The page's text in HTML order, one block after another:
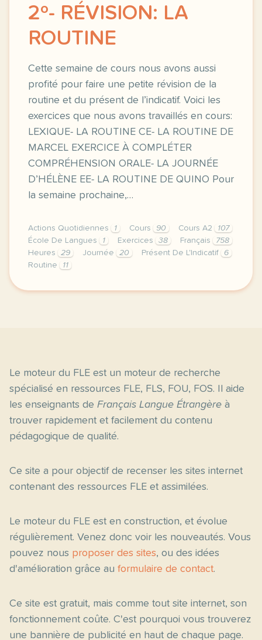
2º- RÉVISION: LA
ROUTINE
Cette semaine de cours nous avons aussi
profité pour faire une petite révision de la
routine et du présent de l’indicatif. Voici les
exercices que nous avons travaillés en cours:
LEXIQUE- LA ROUTINE CE- LA ROUTINE DE
MARCEL EXERCICE À COMPLÉTER
COMPRÉHENSION ORALE- LA JOURNÉE
D’HÉLÈNE EE- LA ROUTINE DE QUINO Pour
la semaine prochaine,…
Actions Quotidiennes 1 Cours 90 Cours A2
107
École De Langues
1 Exercices 38 Français
758
Heures
29 Journée 20 Présent De L'Indicatif
6
Routine
11
image http www studyblue comcette semaine de
Le moteur du FLE est un moteur de recherche
spécialisé en ressources FLE, FLS, FOU, FOS. Il aide
les enseignants de Français Langue Étrangère à
trouver rapidement et facilement du contenu
pédagogique de qualité.
Ce site a pour objectif de recenser les sites internet
contenant des ressources FLE et assimilées.
Le moteur du FLE est en construction, et évolue
régulièrement. Venez donc voir les nouveautés. Vous
pouvez nous proposer des sites, ou des idées
d'amélioration grâce au formulaire de contact.
Ce site est gratuit, mais comme tout site internet, son
fonctionnement coûte. C'est pourquoi vous trouverez
une bannière de publicité en haut de chaque page.